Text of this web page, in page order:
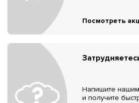
Посмотреть
Напишите нашим
и получите